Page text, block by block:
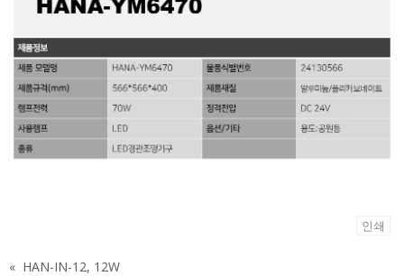
인쇄
« HAN-IN-12, 12W